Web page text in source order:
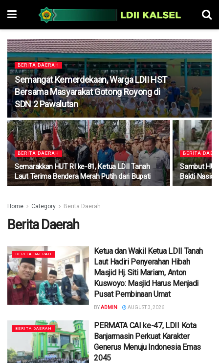
BERITA DAERAH
Semangat Kemerdekaan, Warga LDII HST
Bersama Masyarakat Gotong Royong di
SDN 2 Pawalutan
BERITA DAERAH
Semarakkan HUT RI ke-81, Ketua LDII Tanah
Laut Terima Bendera Merah Putih dari Bupati
BERITA
Sambut
Bakti
Home Category Berita Daerah
Berita Daerah
BERITA DAERAH
Ketua dan Wakil Ketua LDII Tanah
Laut Hadiri Penyerahan Hibah
Masjid Hj. Siti Mariam, Anton
Kuswoyo: Masjid Harus Menjadi
Pusat Pembinaan Umat
BYADMIN AUGUST 3, 2026
BERITA DAERAH
PERMATA CAI ke-47, LDII Kota
Banjarmasin Perkuat Karakter
Generus Menuju Indonesia Emas
2045